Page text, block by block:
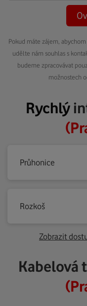
Pokud máte zájem,
udělte nám souhlas s
budeme zpracovávat
možnostech
Rychlý
Průhonice
Rozkoš
Zobrazit
Kabelová